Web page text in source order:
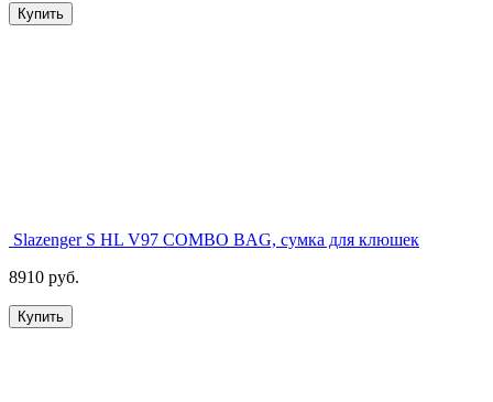
Купить
Slazenger S HL V97 COMBO BAG, сумка для клюшек
8910 руб.
Купить